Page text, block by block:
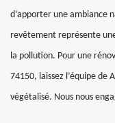
d’apporter une ambiance
revêtement représente
la pollution. Pour une
74150, laissez l’équipe de
végétalisé. Nous nous